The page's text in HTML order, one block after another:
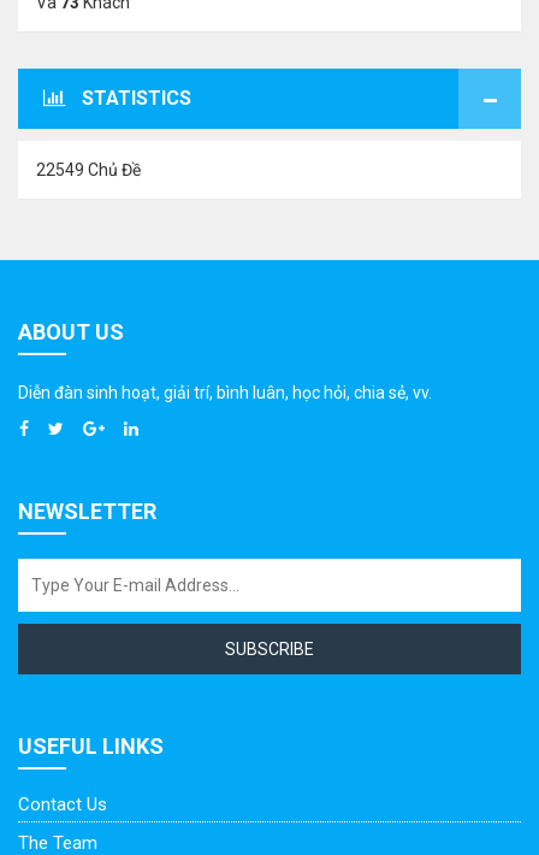
STATISTICS
22549 Chủ Đề
ABOUT US
Diễn đàn sinh hoạt, giải trí, bình luân, học hỏi, chia sẻ, vv.
NEWSLETTER
SUBSCRIBE
USEFUL LINKS
Contact Us
The Team